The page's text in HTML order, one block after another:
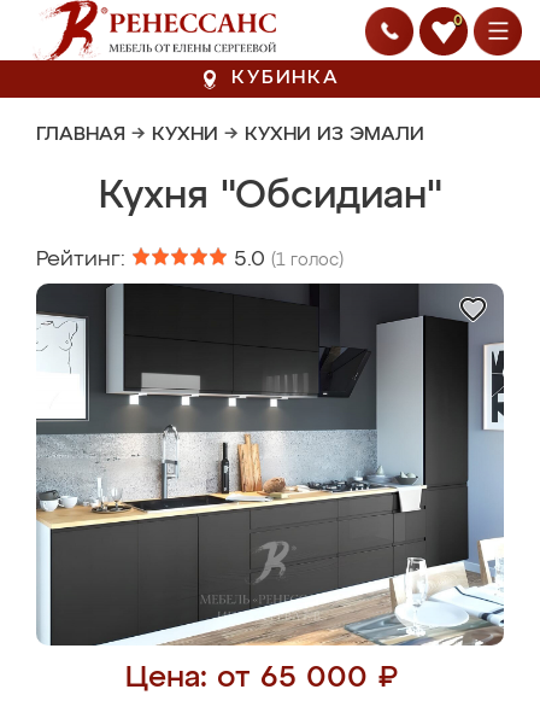
0
КУБИНКА
ГЛАВНАЯ → КУХНИ → КУХНИ ИЗ ЭМАЛИ
Кухня "Обсидиан"
Рейтинг: 5.0 (1 голос)
Цена: от 65 000 ₽